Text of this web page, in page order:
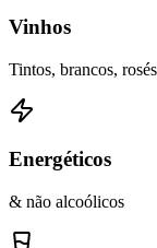
Vinhos
Tintos, brancos, rosés
Energéticos
& não alcoólicos